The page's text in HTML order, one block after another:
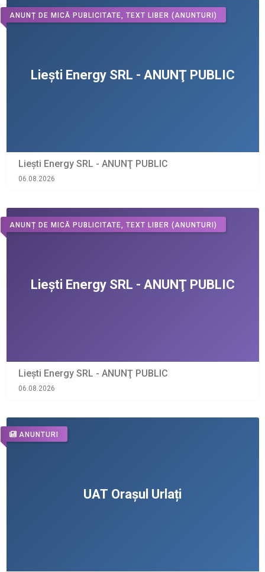
ANUNȚ DE MICĂ PUBLICITATE, TEXT LIBER (ANUNTURI)
Liești Energy SRL - ANUNŢ PUBLIC
06.08.2026
ANUNȚ DE MICĂ PUBLICITATE, TEXT LIBER (ANUNTURI)
Liești Energy SRL - ANUNŢ PUBLIC
06.08.2026
ANUNTURI